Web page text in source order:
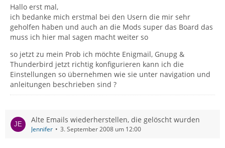
Hallo erst mal,
ich bedanke mich erstmal bei den Usern die mir sehr
geholfen haben und auch an die Mods super das Board das
muss ich hier mal sagen macht weiter so
so jetzt zu mein Prob ich möchte Enigmail, Gnupg &
Thunderbird jetzt richtig konfigurieren kann ich die
Einstellungen so übernehmen wie sie unter navigation und
anleitungen beschrieben sind ?
Alte Emails wiederherstellen, die gelöscht wurden
Jennifer 3. September 2008 um 12:00